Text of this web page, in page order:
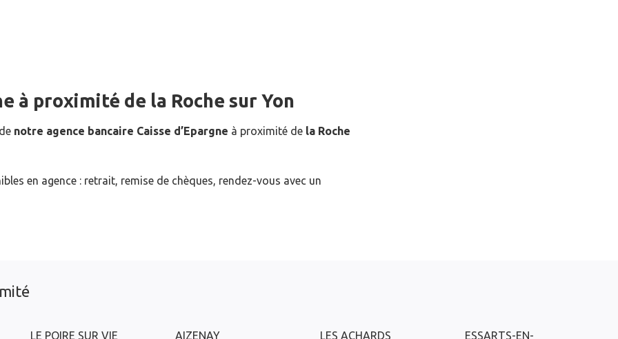
à proximité de la Roche sur Yon
notre agence bancaire Caisse d’Epargne à proximité de la Roche
en agence : retrait, remise de chèques, rendez-vous avec un
LE POIRE SUR VIE AIZENAY LES ACHARDS ESSARTS-EN-